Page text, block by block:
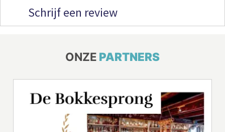
Schrijf een review
ONZE PARTNERS